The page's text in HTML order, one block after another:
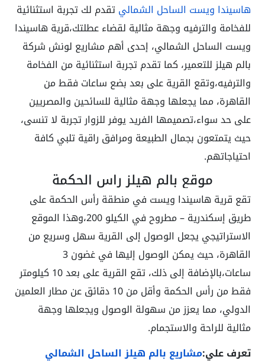
هاسيندا ويست الساحل الشماليتقدم لك تجربة استثنائية
للفخامة والترفيه وجهة مثالية لقضاء عطلتك،قرية هاسيندا
ويست الساحل الشمالي، إحدى أهم مشاريع لونش شركة
بالم هيلز للتعمير، كما تقدم تجربة استثنائية من الفخامة
والترفيه،وتقع القرية على بعد بضع ساعات فقط من
القاهرة، مما يجعلها وجهة مثالية للسائحين والمصريين
على حد سواء،تصميمها الفريد يوفر للزوار تجربة لا تنسى،
حيث يتمتعون بجمال الطبيعة ومرافق راقية تلبي كافة
احتياجاتهم.
موقع بالم هيلز راس الحكمة
تقع قرية هاسيندا ويست في منطقة رأس الحكمة على
طريق إسكندرية – مطروح في الكيلو 200،وهذا الموقع
الاستراتيجي يجعل الوصول إلى القرية سهل وسريع من
القاهرة، حيث يمكن الوصول إليها في غضون 3
ساعات،بالإضافة إلى ذلك، تقع القرية على بعد 10 كيلومتر
فقط من رأس الحكمة وأقل من 10 دقائق عن مطار العلمين
الدولي، مما يعزز من سهولة الوصول ويجعلها وجهة
مثالية للراحة والاستجمام.
تعرف علي:مشاريع بالم هيلز الساحل الشمالي